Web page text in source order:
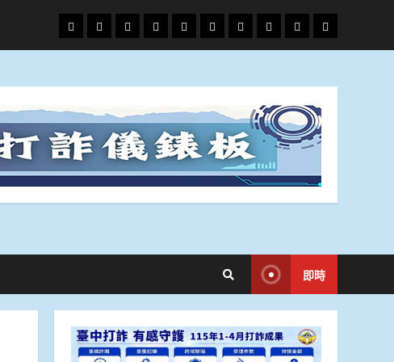
頭
條
財
經
地
方.
文
教.
專
題
娛
樂
政
治
國
際
運
動
生
活
即時